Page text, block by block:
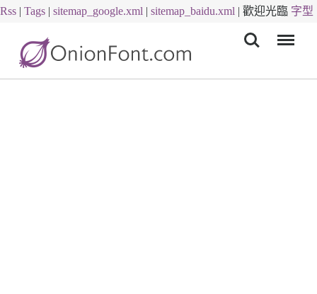
Rss | Tags | sitemap_google.xml | sitemap_baidu.xml | 歡迎光臨 字型